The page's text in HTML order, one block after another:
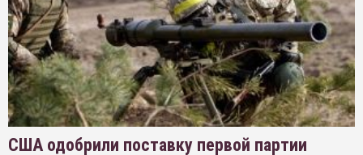
США одобрили поставку первой партии